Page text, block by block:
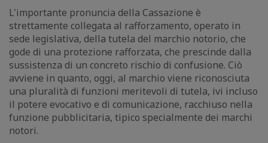
L'importante pronuncia della Cassazione è
strettamente collegata al rafforzamento, operato in
sede legislativa, della tutela del marchio notorio, che
gode di una protezione rafforzata, che prescinde dalla
sussistenza di un concreto rischio di confusione. Ciò
avviene in quanto, oggi, al marchio viene riconosciuta
una pluralità di funzioni meritevoli di tutela, ivi incluso
il potere evocativo e di comunicazione, racchiuso nella
funzione pubblicitaria, tipico specialmente dei marchi
notori.